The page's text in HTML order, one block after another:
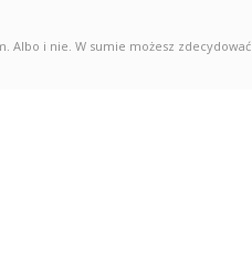
Albo i nie. W sumie możesz zdecydować